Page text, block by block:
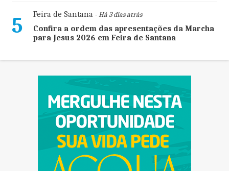
5 Feira de Santana- Há 3 dias atrás
Confira a ordem das apresentações da Marcha
para Jesus 2026 em Feira de Santana